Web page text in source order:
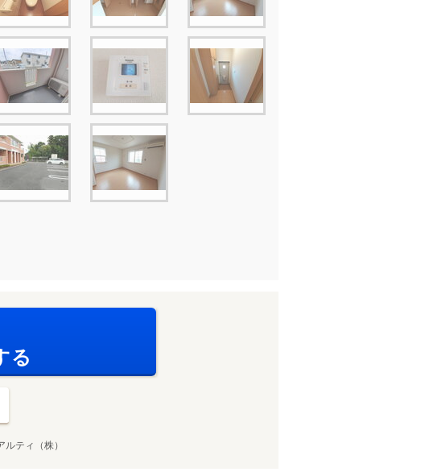
る
ティ（株）